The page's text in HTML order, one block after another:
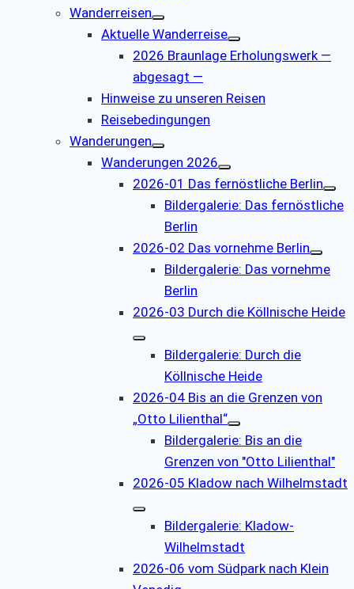
Wanderreisen
Aktuelle Wanderreise
2026 Braunlage Erholungswerk —
abgesagt —
Hinweise zu unseren Reisen
Reisebedingungen
Wanderungen
Wanderungen 2026
2026-01 Das fernöstliche Berlin
Bildergalerie: Das fernöstliche
Berlin
2026-02 Das vornehme Berlin
Bildergalerie: Das vornehme
Berlin
2026-03 Durch die Köllnische Heide
Bildergalerie: Durch die
Köllnische Heide
2026-04 Bis an die Grenzen von
„Otto Lilienthal“
Bildergalerie: Bis an die
Grenzen von "Otto Lilienthal"
2026-05 Kladow nach Wilhelmstadt
Bildergalerie: Kladow-
Wilhelmstadt
2026-06 vom Südpark nach Klein